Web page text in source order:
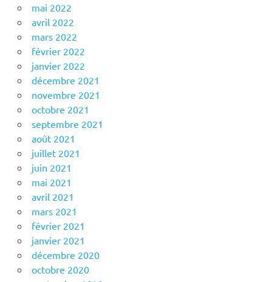
mai 2022
avril 2022
mars 2022
février 2022
janvier 2022
décembre 2021
novembre 2021
octobre 2021
septembre 2021
août 2021
juillet 2021
juin 2021
mai 2021
avril 2021
mars 2021
février 2021
janvier 2021
décembre 2020
octobre 2020